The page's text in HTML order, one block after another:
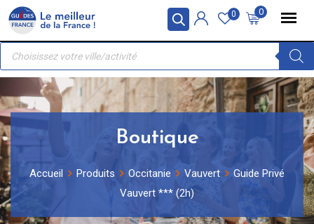
Panneau de gestion des cookies
Skip
content
0
0
Recherche
produits
Boutique
Accueil Produits Occitanie Vauvert
Guide Privé
Vauvert *** (2h)